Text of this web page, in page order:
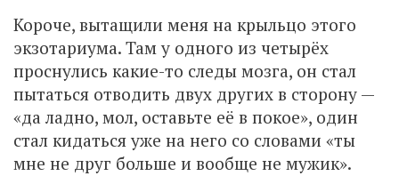
Короче, вытащили меня на крыльцо этого
экзотариума. Там у одного из четырёх
проснулись какие-то следы мозга, он стал
пытаться отводить двух других в сторону —
«да ладно, мол, оставьте её в покое», один
стал кидаться уже на него со словами «ты
мне не друг больше и вообще не мужик».